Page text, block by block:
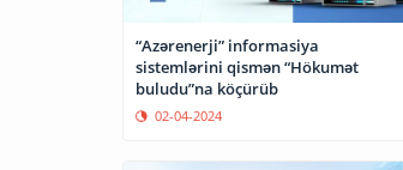
“Azərenerji” informasiya
sistemlərini qismən “Hökumət
buludu”na köçürüb
02-04-2024